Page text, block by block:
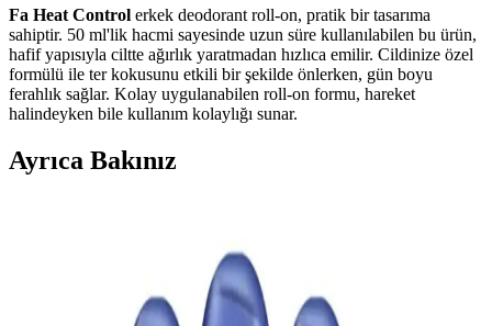
Fa Heat Control erkek deodorant roll-on, pratik bir tasarıma
sahiptir. 50 ml'lik hacmi sayesinde uzun süre kullanılabilen bu ürün,
hafif yapısıyla ciltte ağırlık yaratmadan hızlıca emilir. Cildinize özel
formülü ile ter kokusunu etkili bir şekilde önlerken, gün boyu
ferahlık sağlar. Kolay uygulanabilen roll-on formu, hareket
halindeyken bile kullanım kolaylığı sunar.
Ayrıca Bakınız
İçeriklerle Cilt Dostu ve Uygun Fiyatlı Çözümler
Yves Rocher'in doğal içerikli ve cilt dostu roll-on deodorantleri,
çeşitli koku seçenekleri ve uygun fiyatlarıyla günlük bakımda ideal